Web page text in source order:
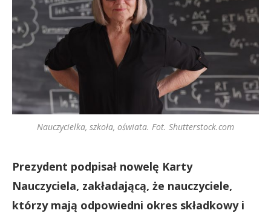
Nauczycielka, szkoła, oświata. Fot. Shutterstock.com
Prezydent podpisał nowelę Karty
Nauczyciela, zakładającą, że nauczyciele,
którzy mają odpowiedni okres składkowy i